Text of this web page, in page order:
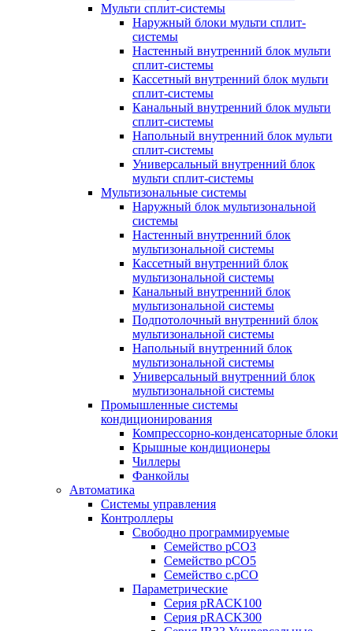
Мульти сплит-системы
Наружный блоки мульти сплит-
системы
Настенный внутренний блок мульти
сплит-системы
Кассетный внутренний блок мульти
сплит-системы
Канальный внутренний блок мульти
сплит-системы
Напольный внутренний блок мульти
сплит-системы
Универсальный внутренний блок
мульти сплит-системы
Мультизональные системы
Наружный блок мультизональной
системы
Настенный внутренний блок
мультизональной системы
Кассетный внутренний блок
мультизональной системы
Канальный внутренний блок
мультизональной системы
Подпотолочный внутренний блок
мультизональной системы
Напольный внутренний блок
мультизональной системы
Универсальный внутренний блок
мультизональной системы
Промышленные системы
кондиционирования
Компрессорно-конденсаторные блоки
Крышные кондиционеры
Чиллеры
Фанкойлы
Автоматика
Системы управления
Контроллеры
Свободно программируемые
Семейство pCO3
Семейство pCO5
Семейство c.pCO
Параметрические
Серия pRACK100
Серия pRACK300